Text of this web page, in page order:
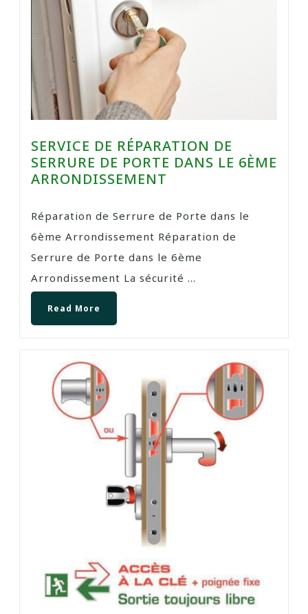
SERVICE DE RÉPARATION DE
SERRURE DE PORTE DANS LE 6ÈME
ARRONDISSEMENT
Réparation de Serrure de Porte dans le
6ème Arrondissement Réparation de
Serrure de Porte dans le 6ème
Arrondissement La sécurité ...
Read More